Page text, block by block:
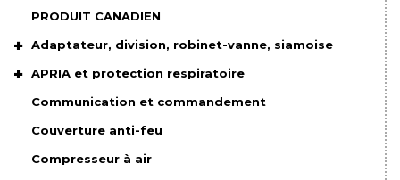
PRODUIT CANADIEN
Adaptateur, division, robinet-vanne, siamoise
APRIA et protection respiratoire
Communication et commandement
Couverture anti-feu
Compresseur à air